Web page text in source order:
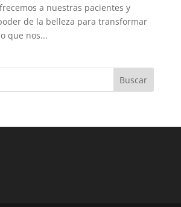
a nuestras pacientes y
de la belleza para transformar
que nos...
Buscar